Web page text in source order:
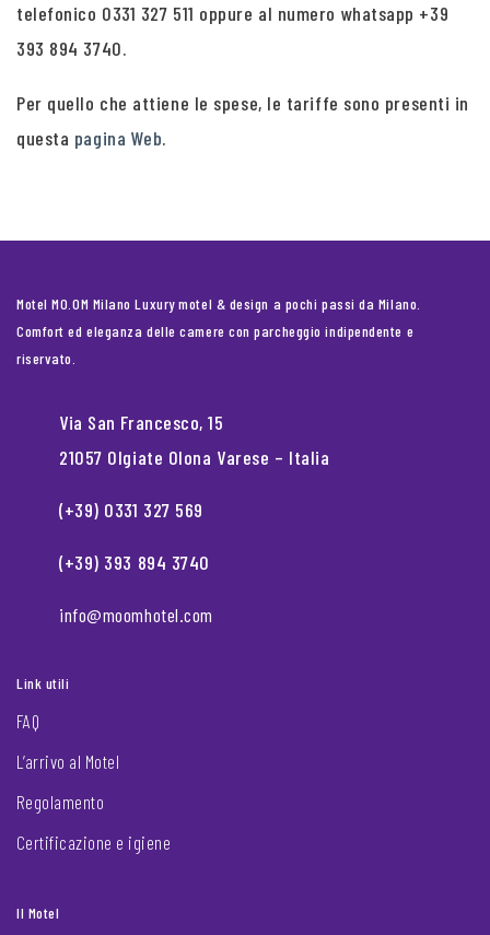
telefonico 0331 327 511 oppure al numero whatsapp +39
393 894 3740.
Per quello che attiene le spese, le tariffe sono presenti in
questa pagina Web.
Motel MO.OM Milano Luxury motel & design a pochi passi da Milano.
Comfort ed eleganza delle camere con parcheggio indipendente e
riservato.
Via San Francesco, 15
21057 Olgiate Olona Varese – Italia
(+39) 0331 327 569
(+39) 393 894 3740
info@moomhotel.com
Link utili
FAQ
L’arrivo al Motel
Regolamento
Certificazione e igiene
Il Motel